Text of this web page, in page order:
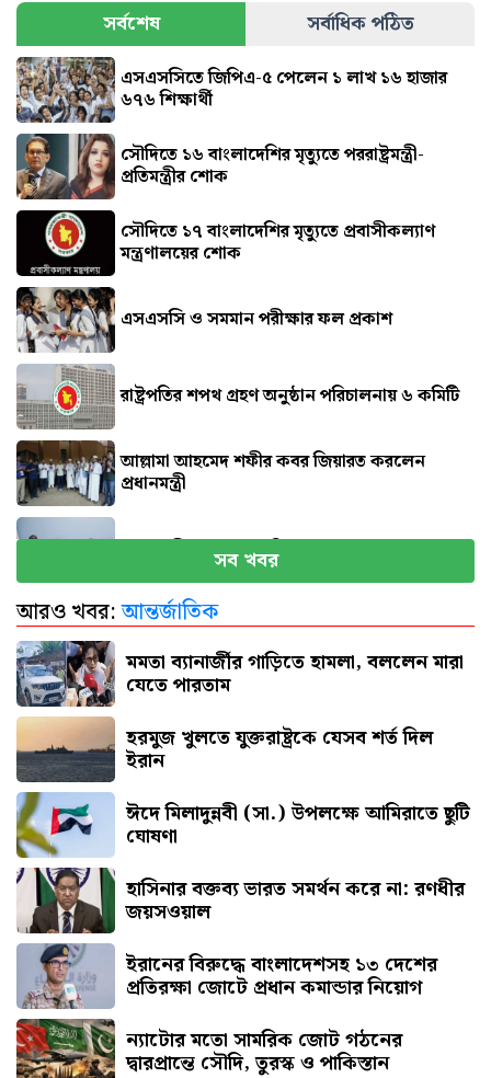
সর্বশেষ সর্বাধিক পঠিত
এসএসসিতে জিপিএ-৫ পেলেন ১ লাখ ১৬ হাজার
৬৭৬ শিক্ষার্থী
সৌদিতে ১৬ বাংলাদেশির মৃত্যুতে পররাষ্ট্রমন্ত্রী-
প্রতিমন্ত্রীর শোক
সৌ‌দিতে ১৭ বাংলাদেশির মৃত্যুতে প্রবাসীকল্যাণ
মন্ত্রণালয়ের শোক
এসএসসি ও সমমান পরীক্ষার ফল প্রকাশ
রাষ্ট্রপতির শপথ গ্রহণ অনুষ্ঠান পরিচালনায় ৬ কমিটি
আল্লামা আহমেদ শফীর কবর জিয়ারত করলেন
প্রধানমন্ত্রী
প্রধানমন্ত্রীর কাছে ৯ দাবি হেফাজতের
সৌদি আরবে আগুনে পুড়ে ১৭ বাংলাদেশির মৃত্যু
সব খবর
আরও খবর:আন্তর্জাতিক
মমতা ব্যানার্জীর গাড়িতে হামলা, বললেন মারা
যেতে পারতাম
হরমুজ খুলতে যুক্তরাষ্ট্রকে যেসব শর্ত দিল
ইরান
ঈদে মিলাদুন্নবী (সা.) উপলক্ষে আমিরাতে ছুটি
ঘোষণা
হাসিনার বক্তব্য ভারত সমর্থন করে না: রণধীর
জয়সওয়াল
ইরানের বিরুদ্ধে বাংলাদেশসহ ১৩ দেশের
প্রতিরক্ষা জোটে প্রধান কমান্ডার নিয়োগ
ন্যাটোর মতো সামরিক জোট গঠনের
দ্বারপ্রান্তে সৌদি, তুরস্ক ও পাকিস্তান